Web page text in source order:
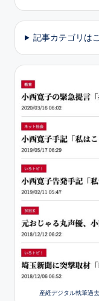
記事カテゴリは
産経デジタル執筆過去